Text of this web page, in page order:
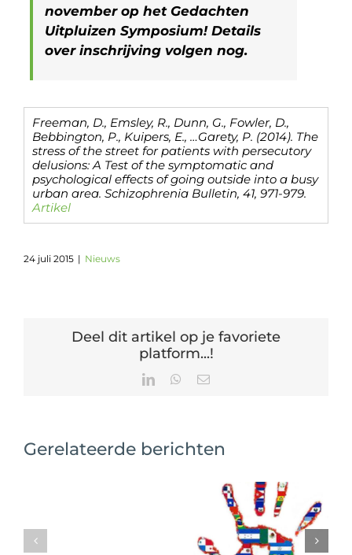
november op het Gedachten
Uitpluizen Symposium! Details
over inschrijving volgen nog.
Freeman, D., Emsley, R., Dunn, G., Fowler, D.,
Bebbington, P., Kuipers, E., …Garety, P. (2014). The
stress of the street for patients with persecutory
delusions: A Test of the symptomatic and
psychological effects of going outside into a busy
urban area. Schizophrenia Bulletin, 41, 971-979.
Artikel
24 juli 2015 | Nieuws
Deel dit artikel op je favoriete
platform...!
LinkedInWhatsApp
E-
Gerelateerde berichten